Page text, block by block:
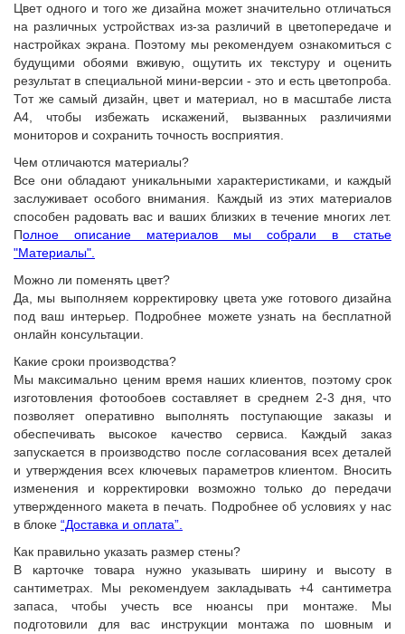
Цвет одного и того же дизайна может значительно отличаться
на различных устройствах из-за различий в цветопередаче и
настройках экрана. Поэтому мы рекомендуем ознакомиться с
будущими обоями вживую, ощутить их текстуру и оценить
результат в специальной мини-версии - это и есть цветопроба.
Тот же самый дизайн, цвет и материал, но в масштабе листа
А4, чтобы избежать искажений, вызванных различиями
мониторов и сохранить точность восприятия.
Чем отличаются материалы?
Все они обладают уникальными характеристиками, и каждый
заслуживает особого внимания. Каждый из этих материалов
способен радовать вас и ваших близких в течение многих лет.
Полное описание материалов мы собрали в статье
"Материалы".
Можно ли поменять цвет?
Да, мы выполняем корректировку цвета уже готового дизайна
под ваш интерьер. Подробнее можете узнать на бесплатной
онлайн консультации.
Какие сроки производства?
Мы максимально ценим время наших клиентов, поэтому срок
изготовления фотообоев составляет в среднем 2-3 дня, что
позволяет оперативно выполнять поступающие заказы и
обеспечивать высокое качество сервиса. Каждый заказ
запускается в производство после согласования всех деталей
и утверждения всех ключевых параметров клиентом. Вносить
изменения и корректировки возможно только до передачи
утвержденного макета в печать. Подробнее об условиях у нас
в блоке “Доставка и оплата”.
Как правильно указать размер стены?
В карточке товара нужно указывать ширину и высоту в
сантиметрах. Мы рекомендуем закладывать +4 сантиметра
запаса, чтобы учесть все нюансы при монтаже. Мы
подготовили для вас инструкции монтажа по шовным и